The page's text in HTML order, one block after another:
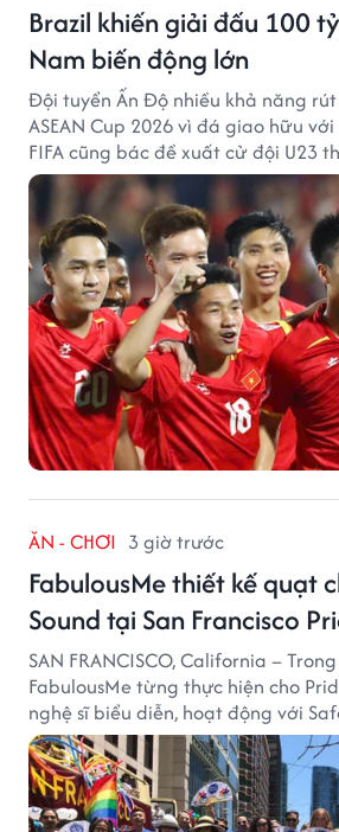
Brazil khiến giải đấu 100
Nam biến động lớn
Đội tuyển Ấn Độ nhiều khả năng rút
ASEAN Cup 2026 vì đá giao hữu
FIFA cũng bác đề xuất cử đội U23
tuyển quốc gia.
ĂN - CHƠI 3 giờ trước
FabulousMe thiết kế quạt
Sound tại San Francisco
SAN FRANCISCO, California –
FabulousMe từng thực hiện cho
nghệ sĩ biểu diễn, hoạt động với
2019 mang một bối cảnh khác biệt.
chức phi lợi nhuận tại San
lĩnh vực phòng ngừa bạo hành trẻ
và xây dựng môi trường an toàn